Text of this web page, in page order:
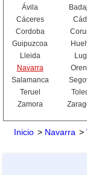
Ávila
Cáceres
Cordoba
Guipuzcoa
Lleida
Navarra
Salamanca
Teruel
Zamora
Inicio > Navarra >